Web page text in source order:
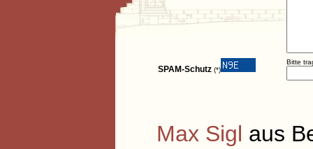
SPAM-Schutz (*)
Bitte
Max Sigl aus